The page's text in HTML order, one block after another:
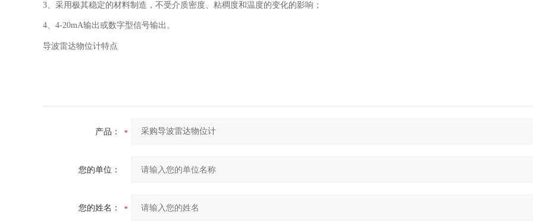
3、采用极其稳定的材料制造，不受介质密度、粘稠度和温度的变化的影响；
4、4-20mA输出或数字型信号输出。
导波雷达物位计特点
产品：
您的单位：
您的姓名：